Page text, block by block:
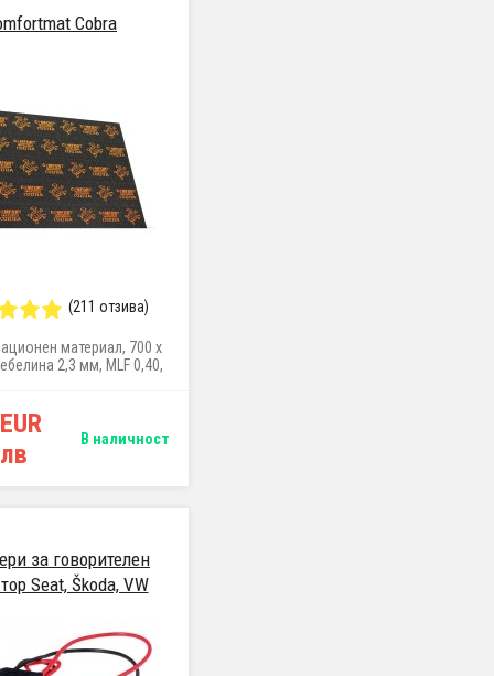
Cobra
(211 отзива)
материал, 700 x
2,3 мм, MLF 0,40,
В наличност
за говорителен
Seat, Škoda, VW